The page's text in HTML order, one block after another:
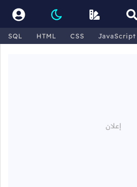
SQL HTML CSS JavaScript